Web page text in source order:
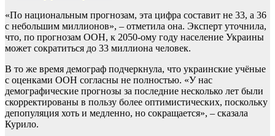
«По национальным прогнозам, эта цифра составит не 33, а 36
с небольшим миллионов», – отметила она. Эксперт уточнила,
что, по прогнозам ООН, к 2050-ому году население Украины
может сократиться до 33 миллиона человек.
В то же время демограф подчеркнула, что украинские учёные
с оценками ООН согласны не полностью. «У нас
демографические прогнозы за последние несколько лет были
скорректированы в пользу более оптимистических, поскольку
депопуляция хоть и медленно, но сокращается», – сказала
Курило.